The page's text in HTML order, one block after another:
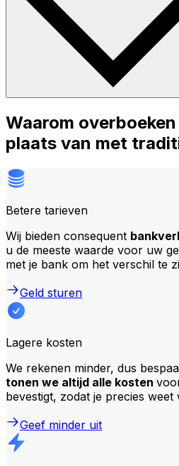
Waarom
plaats van met
Betere tarieven
Wij bieden consequent
u de meeste waarde voor uw
met je bank om het verschil te
Geld sturen
Lagere kosten
We rekenen minder, dus
tonen we altijd alle kosten
bevestigt, zodat je precies
Geef minder uit